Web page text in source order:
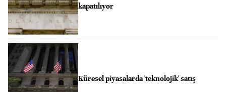
kapatılıyor
Küresel piyasalarda 'teknolojik' satış